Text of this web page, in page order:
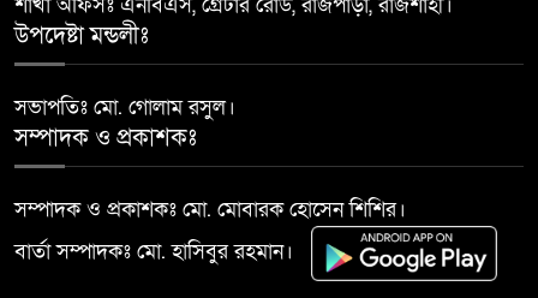
সদস্য আবু সাঈদ চাঁদ
উপদেষ্টা মন্ডলীঃ
সভাপতিঃ মো. গোলাম রসুল।
সম্পাদক ও প্রকাশকঃ
সম্পাদক ও প্রকাশকঃ মো. মোবারক হোসেন শিশির।
বার্তা সম্পাদকঃ মো. হাসিবুর রহমান।